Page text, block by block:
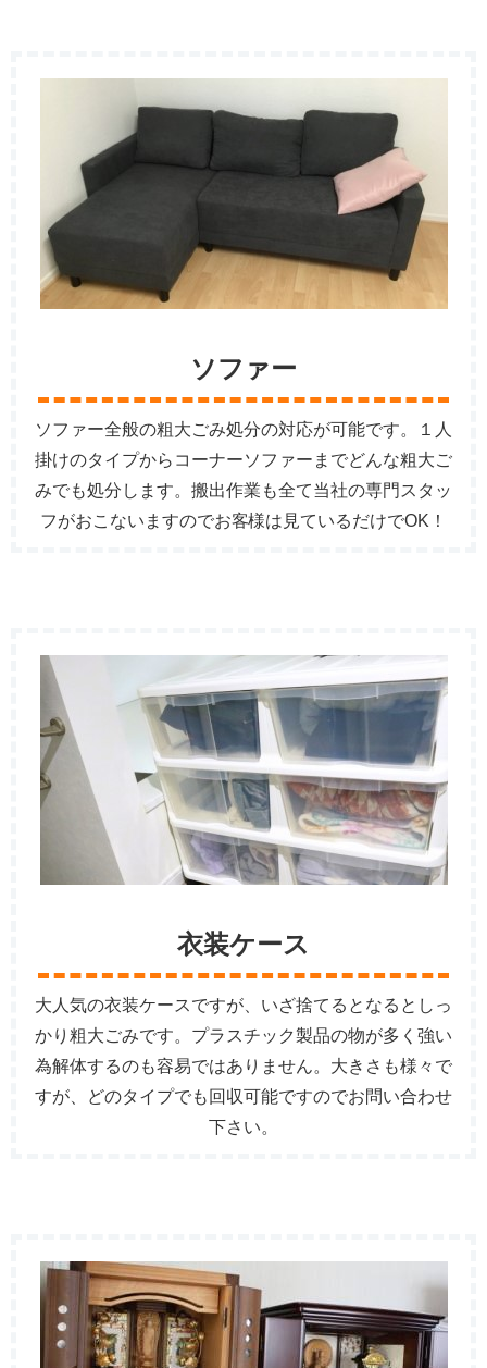
ソファー
ソファー全般の粗大ごみ処分の対応が可能です。１人
掛けのタイプからコーナーソファーまでどんな粗大ご
みでも処分します。搬出作業も全て当社の専門スタッ
フがおこないますのでお客様は見ているだけでOK！
衣装ケース
大人気の衣装ケースですが、いざ捨てるとなるとしっ
かり粗大ごみです。プラスチック製品の物が多く強い
為解体するのも容易ではありません。大きさも様々で
すが、どのタイプでも回収可能ですのでお問い合わせ
下さい。